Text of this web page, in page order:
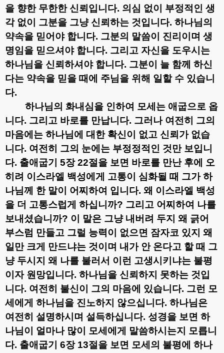
을 향한 무한한 신뢰입니다. 의심 없이 부정적인 생
각 없이 그분을 그냥 신뢰하는 것입니다. 하나님의
약속을 믿어야 합니다. 그분의 말씀이 진리이며 생
명임을 믿으셔야 합니다. 그리고 자신을 도우시는
하나님을 신뢰하셔야 합니다. 그분이 늘 함께 하신
다는 약속을 믿을 때에 주님을 위해 일할 수 있습니
다.
하나님의 화내심을 인하여 모세는 애굽으로 옵
니다. 그리고 바로를 만납니다. 그러나 여전히 그의
마음에는 하나님에 대한 확신이 없고 신뢰가 없습
니다. 여전히 그의 눈에는 부정정적인 것만 보입니
다. 출애굽기 5장22절을 보면 바로를 만난 후에 오
히려 이스라엘 백성에게 고통이 심화될 때 그가 하
나님께 한 말이 어찌하여 입니다. 왜 이스라엘 백성
을 더 고통스럽게 하십니까? 그리고 어찌하여 나를
보내셨습니까? 이 말은 그냥 내버려 두지 왜 긁어
부스럼 만들고 그럴 능력이 없으면 잠자코 있지 왜
일만 크게 만드냐는 것이며 내가 안 온다고 할 때 그
냥 두시지 왜 나를 불러서 이런 고생시키냐는 불평
이자 원망입니다. 하나님을 신뢰하지 못하는 것입
니다. 여전히 불신이 그의 마음에 있습니다. 그런 모
세에게 하나님을 진노하지 않으십니다. 하나님은
여전히 설명하시며 설득하십니다. 성경을 보면 하
나님이 얼마나 많이 모세에게 말씀하시는지 모릅니
다. 출애굽기 6장 13절을 보면 모세의 불평에 하나